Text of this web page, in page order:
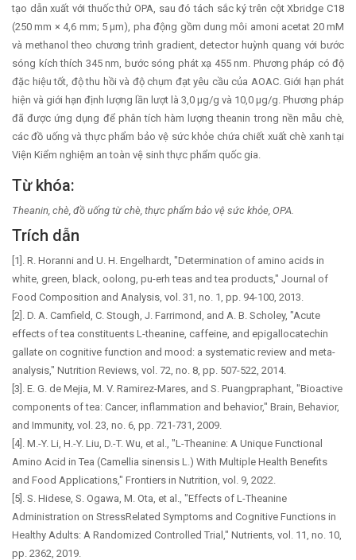
tạo dẫn xuất với thuốc thử OPA, sau đó tách sắc ký trên cột Xbridge C18
(250 mm × 4,6 mm; 5 µm), pha động gồm dung môi amoni acetat 20 mM
và methanol theo chương trình gradient, detector huỳnh quang với bước
sóng kích thích 345 nm, bước sóng phát xạ 455 nm. Phương pháp có độ
đặc hiệu tốt, độ thu hồi và độ chụm đạt yêu cầu của AOAC. Giới hạn phát
hiện và giới hạn định lượng lần lượt là 3,0 µg/g và 10,0 µg/g. Phương pháp
đã được ứng dụng để phân tích hàm lượng theanin trong nền mẫu chè,
các đồ uống và thực phẩm bảo vệ sức khỏe chứa chiết xuất chè xanh tại
Viện Kiểm nghiệm an toàn vệ sinh thực phẩm quốc gia.
Từ khóa:
Theanin, chè, đồ uống từ chè, thực phẩm bảo vệ sức khỏe, OPA.
Trích dẫn
[1]. R. Horanni and U. H. Engelhardt, "Determination of amino acids in
white, green, black, oolong, pu-erh teas and tea products," Journal of
Food Composition and Analysis, vol. 31, no. 1, pp. 94-100, 2013.
[2]. D. A. Camfield, C. Stough, J. Farrimond, and A. B. Scholey, "Acute
effects of tea constituents L-theanine, caffeine, and epigallocatechin
gallate on cognitive function and mood: a systematic review and meta-
analysis," Nutrition Reviews, vol. 72, no. 8, pp. 507-522, 2014.
[3]. E. G. de Mejia, M. V. Ramirez-Mares, and S. Puangpraphant, "Bioactive
components of tea: Cancer, inflammation and behavior," Brain, Behavior,
and Immunity, vol. 23, no. 6, pp. 721-731, 2009.
[4]. M.-Y. Li, H.-Y. Liu, D.-T. Wu, et al., "L-Theanine: A Unique Functional
Amino Acid in Tea (Camellia sinensis L.) With Multiple Health Benefits
and Food Applications," Frontiers in Nutrition, vol. 9, 2022.
[5]. S. Hidese, S. Ogawa, M. Ota, et al., "Effects of L-Theanine
Administration on StressRelated Symptoms and Cognitive Functions in
Healthy Adults: A Randomized Controlled Trial," Nutrients, vol. 11, no. 10,
pp. 2362, 2019.